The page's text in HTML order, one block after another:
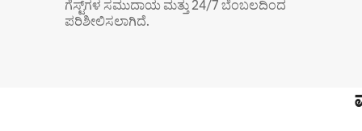
ಗೆಸ್ಟ್‌ಗಳ ಸಮುದಾಯ ಮತ್ತು 24/7 ಬೆಂಬಲದಿಂದ
ಪರಿಶೀಲಿಸಲಾಗಿದೆ.